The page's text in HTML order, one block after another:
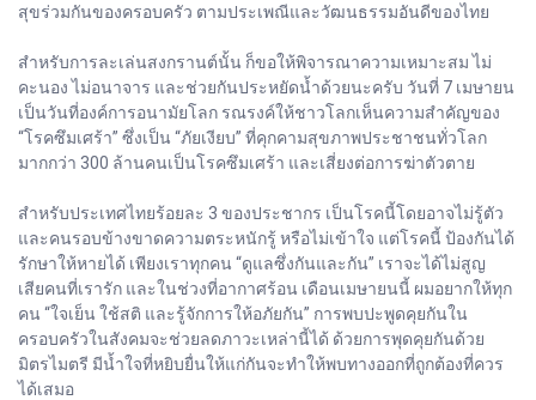
สุขร่วมกันของครอบครัว ตามประเพณีและวัฒนธรรมอันดีของไทย
สำหรับการละเล่นสงกรานต์นั้น ก็ขอให้พิจารณาความเหมาะสม ไม่
คะนอง ไม่อนาจาร และช่วยกันประหยัดน้ำด้วยนะครับ วันที่ 7 เมษายน
เป็นวันที่องค์การอนามัยโลก รณรงค์ให้ชาวโลกเห็นความสำคัญของ
“โรคซึมเศร้า” ซึ่งเป็น “ภัยเงียบ” ที่คุกคามสุขภาพประชาชนทั่วโลก
มากกว่า 300 ล้านคนเป็นโรคซึมเศร้า และเสี่ยงต่อการฆ่าตัวตาย
สำหรับประเทศไทยร้อยละ 3 ของประชากร เป็นโรคนี้โดยอาจไม่รู้ตัว
และคนรอบข้างขาดความตระหนักรู้ หรือไม่เข้าใจ แต่โรคนี้ ป้องกันได้
รักษาให้หายได้ เพียงเราทุกคน “ดูแลซึ่งกันและกัน” เราจะได้ไม่สูญ
เสียคนที่เรารัก และในช่วงที่อากาศร้อน เดือนเมษายนนี้ ผมอยากให้ทุก
คน “ใจเย็น ใช้สติ และรู้จักการให้อภัยกัน” การพบปะพูดคุยกันใน
ครอบครัวในสังคมจะช่วยลดภาวะเหล่านี้ได้ ด้วยการพุดคุยกันด้วย
มิตรไมตรี มีน้ำใจที่หยิบยื่นให้แก่กันจะทำให้พบทางออกที่ถูกต้องที่ควร
ได้เสมอ